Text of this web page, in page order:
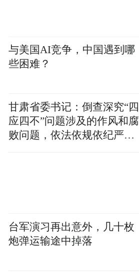
与美国AI竞争，中国遇到哪
些困难？
甘肃省委书记：倒查深究“四
应四不”问题涉及的作风和腐
败问题，依法依规依纪严肃
台军演习再出意外，几十枚
炮弹运输途中掉落